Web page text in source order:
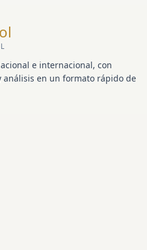
e internacional, con
análisis en un formato rápido de